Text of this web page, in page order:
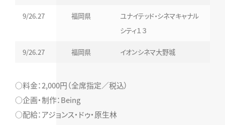
9/26.27 福岡県
ユナイテッド・シネマキャナル
シティ１３
9/26.27 福岡県 イオンシネマ大野城
○料金：2,000円（全席指定／税込）
○企画・制作：Being
○配給：アジョンス・ドゥ・原生林